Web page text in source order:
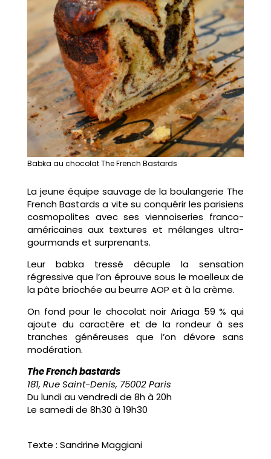
Babka au chocolat The French Bastards
La jeune équipe sauvage de la boulangerie The
French Bastards a vite su conquérir les parisiens
cosmopolites avec ses viennoiseries franco-
américaines aux textures et mélanges ultra-
gourmands et surprenants.
Leur babka tressé décuple la sensation
régressive que l’on éprouve sous le moelleux de
la pâte briochée au beurre AOP et à la crème.
On fond pour le chocolat noir Ariaga 59 % qui
ajoute du caractère et de la rondeur à ses
tranches généreuses que l’on dévore sans
modération.
The French bastards
181, Rue Saint-Denis, 75002 Paris
Du lundi au vendredi de 8h à 20h
Le samedi de 8h30 à 19h30
Texte : Sandrine Maggiani